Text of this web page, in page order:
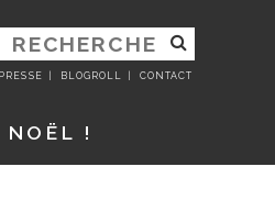
PRESSE BLOGROLL CONTACT
NOËL !